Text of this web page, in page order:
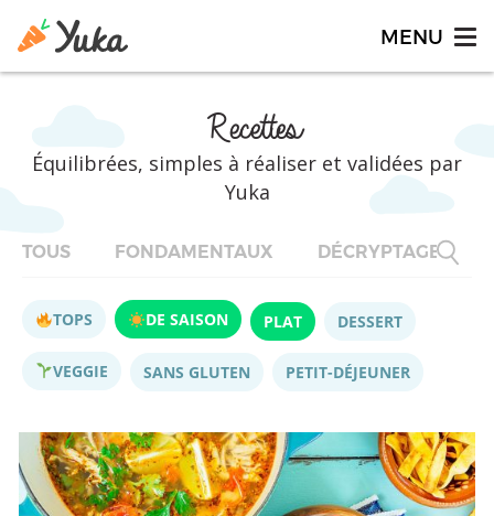
Recettes
Équilibrées, simples à réaliser et validées par
Yuka
TOUS FONDAMENTAUX DÉCRYPTAGES
TOPS DE SAISON PLAT DESSERT
VEGGIE SANS GLUTEN PETIT-DÉJEUNER